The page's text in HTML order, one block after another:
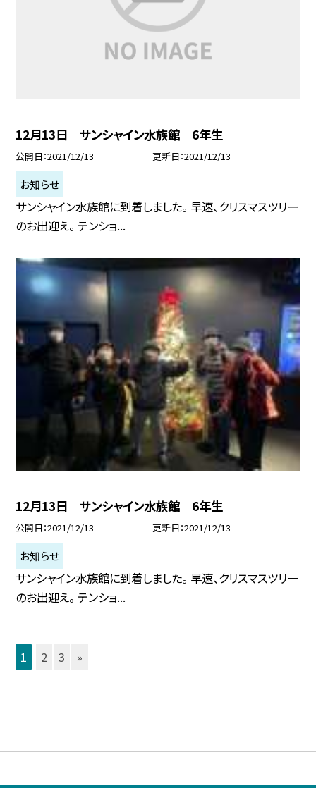
12月13日 サンシャイン水族館 6年生
公開日 2021/12/13 更新日 2021/12/13
お知らせ
サンシャイン水族館に到着しました。 早速、クリスマスツリー
のお出迎え。 テンショ...
12月13日 サンシャイン水族館 6年生
公開日 2021/12/13 更新日 2021/12/13
お知らせ
サンシャイン水族館に到着しました。 早速、クリスマスツリー
のお出迎え。 テンショ...
1 2 3 »